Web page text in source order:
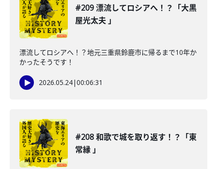
#209 漂流してロシアへ！？「大黒
屋光太夫 」
漂流してロシアへ！？地元三重県鈴鹿市に帰るまで10年か
かったそうです！
2026.05.24|00:06:31
#208 和歌で城を取り返す！？「東
常縁 」